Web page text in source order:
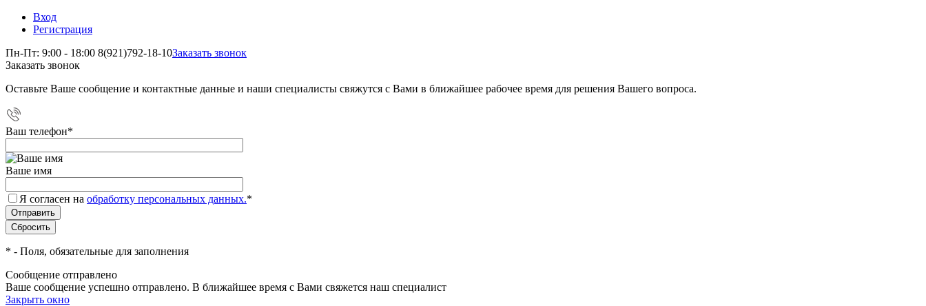
Вход
Регистрация
Пн-Пт: 9:00 - 18:00 8(921)792-18-10Заказать звонок
Заказать звонок
Оставьте Ваше сообщение и контактные данные и наши специалисты свяжутся с Вами в ближайшее рабочее время для решения Вашего вопроса.
Ваш телефон*
Ваше имя
Я согласен на обработку персональных данных.*
* - Поля, обязательные для заполнения
Сообщение отправлено
Ваше сообщение успешно отправлено. В ближайшее время с Вами свяжется наш специалист
Закрыть окно